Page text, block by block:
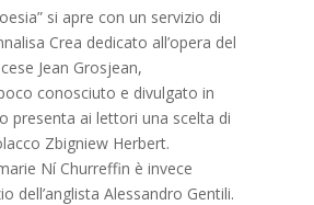
si apre con un servizio di
Crea dedicato all’opera del
Jean Grosjean,
conosciuto e divulgato in
presenta ai lettori una scelta di
Zbigniew Herbert.
Ní Churreffin è invece
dell’anglista Alessandro Gentili.